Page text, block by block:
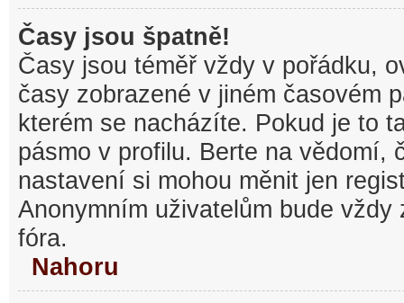
Časy jsou špatně!
Časy jsou téměř vždy v pořádku,
časy zobrazené v jiném časovém
kterém se nacházíte. Pokud je to
pásmo v profilu. Berte na vědomí,
nastavení si mohou měnit jen
Anonymním uživatelům bude
fóra.
Nahoru